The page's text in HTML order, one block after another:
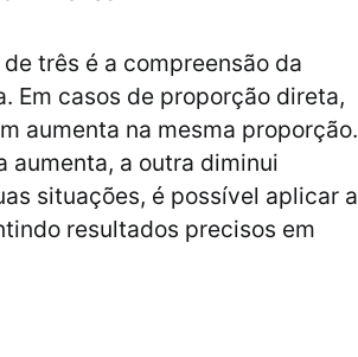
três é a compreensão da
Em casos de proporção direta,
aumenta na mesma proporção.
aumenta, a outra diminui
situações, é possível aplicar a
resultados precisos em